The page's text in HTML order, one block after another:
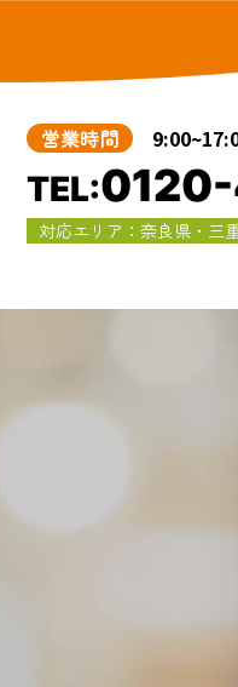
営業時間
TEL:
対応エリア：奈良県・三